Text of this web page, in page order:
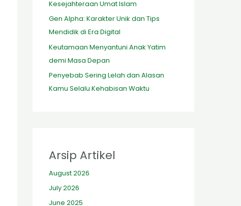
Kesejahteraan Umat Islam
Gen Alpha: Karakter Unik dan Tips
Mendidik di Era Digital
Keutamaan Menyantuni Anak Yatim
demi Masa Depan
Penyebab Sering Lelah dan Alasan
Kamu Selalu Kehabisan Waktu
Arsip Artikel
August 2026
July 2026
June 2025